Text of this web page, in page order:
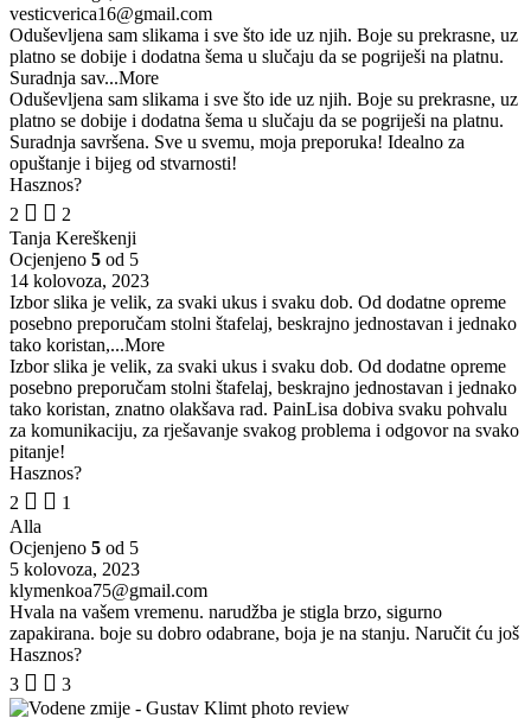
vesticverica16@gmail.com
Oduševljena sam slikama i sve što ide uz njih. Boje su prekrasne, uz
platno se dobije i dodatna šema u slučaju da se pogriješi na platnu.
Suradnja sav...More
Oduševljena sam slikama i sve što ide uz njih. Boje su prekrasne, uz
platno se dobije i dodatna šema u slučaju da se pogriješi na platnu.
Suradnja savršena. Sve u svemu, moja preporuka! Idealno za
opuštanje i bijeg od stvarnosti!
Hasznos?
2
2
Tanja Kereškenji
Ocjenjeno 5 od 5
14 kolovoza, 2023
Izbor slika je velik, za svaki ukus i svaku dob. Od dodatne opreme
posebno preporučam stolni štafelaj, beskrajno jednostavan i jednako
tako koristan,...More
Izbor slika je velik, za svaki ukus i svaku dob. Od dodatne opreme
posebno preporučam stolni štafelaj, beskrajno jednostavan i jednako
tako koristan, znatno olakšava rad. PainLisa dobiva svaku pohvalu
za komunikaciju, za rješavanje svakog problema i odgovor na svako
pitanje!
Hasznos?
2
1
Alla
Ocjenjeno 5 od 5
5 kolovoza, 2023
klymenkoa75@gmail.com
Hvala na vašem vremenu. narudžba je stigla brzo, sigurno
zapakirana. boje su dobro odabrane, boja je na stanju. Naručit ću još
Hasznos?
3
3